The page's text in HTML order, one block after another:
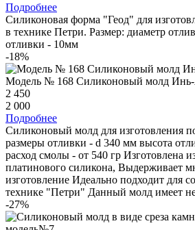
Подробнее
Силиконовая форма "Геод" для
в технике Петри. Размер: диаметр
отливки - 10мм
-18%
Модель № 168 Силиконовый молд Инь-
2 450
2 000
Подробнее
Силиконовый молд для изготовления
размеры отливки - d 340 мм высота
расход смолы - от 540 гр Изготовлена
платинового силикона, Выдерживает
изготовление Идеально подходит для
технике "Петри" Данный молд имеет
-27%